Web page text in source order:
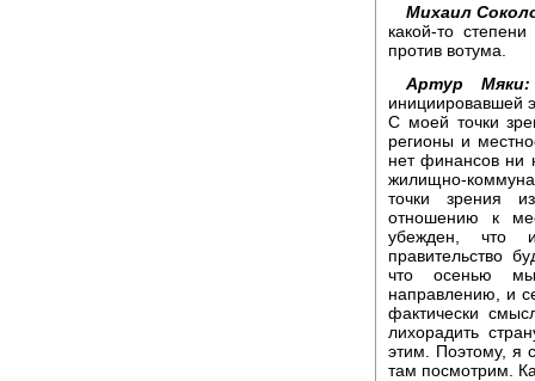
Михаил
какой-то
против вотума.
Артур Мяки:
инициировавшей
С моей точки
регионы и
нет финансов ни
жилищно-
точки зрения
отношению к
убежден, что
правительство
что осенью мы
направлению, и
фактически
лихорадить
этим. Поэтому, я
там посмотрим.